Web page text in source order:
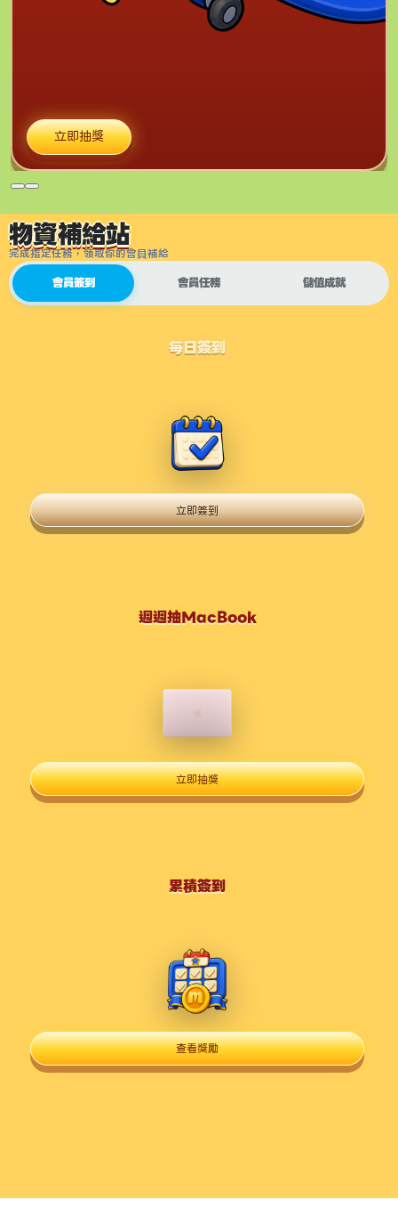
立即抽獎
物資補給站
完成指定任務，領取你的會員補給
會員簽到 會員任務 儲值成就
每日簽到
立即簽到
週週抽MacBook
立即抽獎
累積簽到
查看獎勵